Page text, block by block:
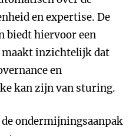
en expertise. De
biedt hiervoor een
inzichtelijk dat
en
kan zijn van sturing.
ondermijningsaanpak